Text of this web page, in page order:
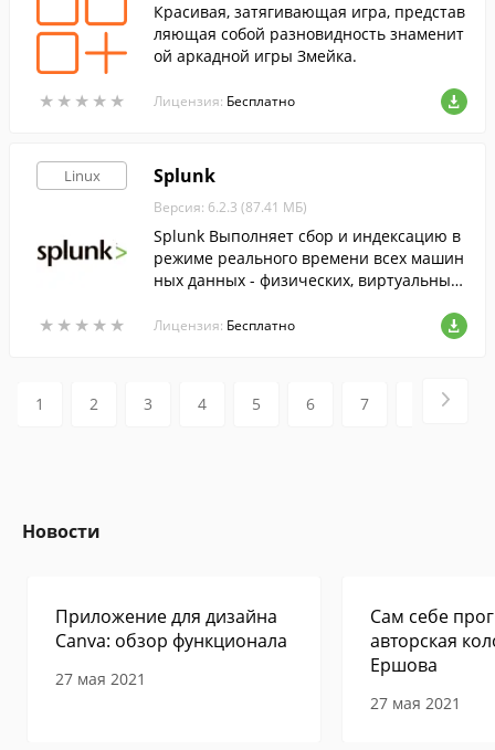
★ ★ ★ ★ ★
★ ★ ★ ★ ★
Красивая, затягивающая игра, представ
ляющая собой разновидность знаменит
ой аркадной игры Змейка.
Лицензия: Бесплатно
Linux
★ ★ ★ ★ ★
★ ★ ★ ★ ★
Splunk
Версия: 6.2.3 (87.41 МБ)
Splunk Выполняет сбор и индексацию в
режиме реального времени всех машин
ных данных - физических, виртуальных
Лицензия: Бесплатно
1 2 3 4 5 6 7
Новости
Приложение для дизайна
Canva: обзор функционала
27 мая 2021
Сам себе
авторская
Ершова
27 мая 2021